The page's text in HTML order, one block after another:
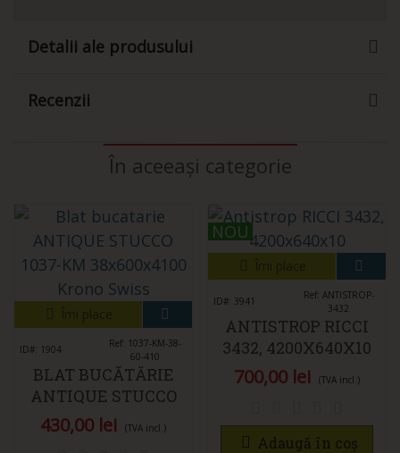
Detalii ale produsului
Recenzii
În aceeași categorie
ID#: 1904
Ref: 1037-KM-38-
60-410
BLAT BUCĂTĂRIE
ANTIQUE STUCCO
1037-KM
38X600X4100 KRONO
430,00 lei (TVA incl.)
NOU
NOU
ID#: 3941
Ref: ANTISTROP-
3432
ANTISTROP RICCI
3432, 4200X640X10
700,00 lei (TVA incl.)
Adaugă în coș